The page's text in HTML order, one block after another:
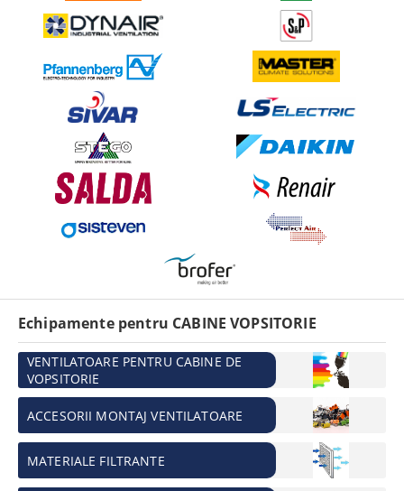
Echipamente pentru CABINE VOPSITORIE
VENTILATOARE PENTRU CABINE DE
VOPSITORIE
ACCESORII MONTAJ VENTILATOARE
MATERIALE FILTRANTE